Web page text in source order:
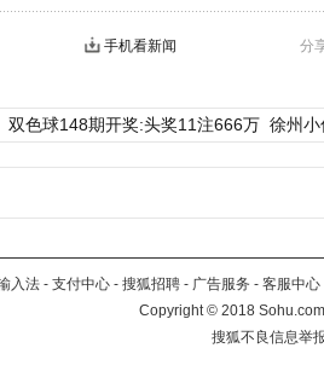
分
手机看新闻
双色球148期开奖:头奖11注666万 徐州
入法 - 支付中心 - 搜狐招聘 - 广告服务 - 客服中心
Copyright©2018
搜狐不良信息举